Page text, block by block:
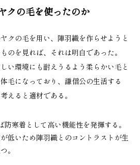
クの毛を使ったのか
クの毛を用い、陣羽織を作らせようと
のを見れば、それは明白であった。
い環境にも耐えうるよう柔らかい毛と
毛になっており、謙信公の生活する
えると適材である。
寒着として高い機能性を発揮する。
いため陣羽織とのコントラストが生
。